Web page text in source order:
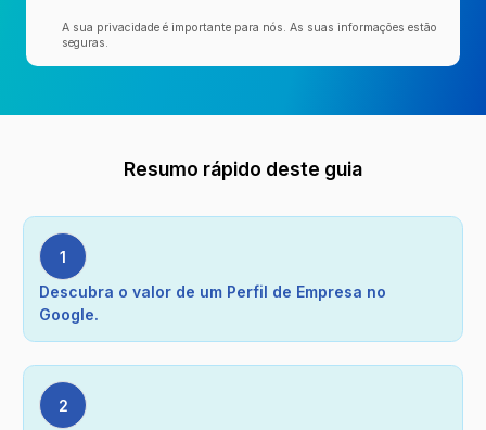
A sua privacidade é importante para nós. As suas informações estão
seguras.
Resumo rápido deste guia
1
Descubra o valor de um Perfil de Empresa no
Google.
2